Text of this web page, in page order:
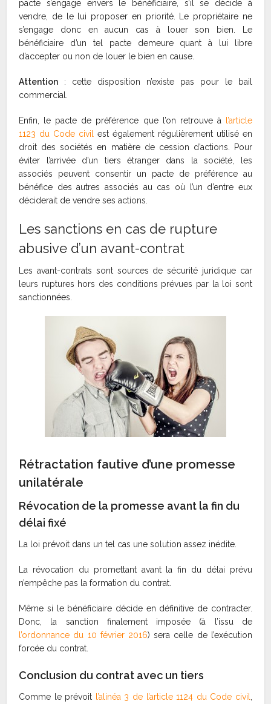
pacte s’engage envers le bénéficiaire, s’il se décide à
vendre, de le lui proposer en priorité. Le propriétaire ne
s’engage donc en aucun cas à louer son bien. Le
bénéficiaire d’un tel pacte demeure quant à lui libre
d’accepter ou non de louer le bien en cause.
Attention : cette disposition n’existe pas pour le bail
commercial.
Enfin, le pacte de préférence que l’on retrouve à l’article
1123 du Code civil
est également régulièrement utilisé en
droit des sociétés en matière de cession d’actions. Pour
éviter l’arrivée d’un tiers étranger dans la société, les
associés peuvent consentir un pacte de préférence au
bénéfice des autres associés au cas où l’un d’entre eux
déciderait de vendre ses actions.
Les sanctions en cas de rupture
abusive d’un avant-contrat
Les avant-contrats sont sources de sécurité juridique car
leurs ruptures hors des conditions prévues par la loi sont
sanctionnées.
Rétractation fautive d’une promesse
unilatérale
Révocation de la promesse avant la fin du
délai fixé
La loi prévoit dans un tel cas une solution assez inédite.
La révocation du promettant avant la fin du délai prévu
n’empêche pas la formation du contrat.
Même si le bénéficiaire décide en définitive de contracter.
Donc, la sanction finalement imposée (à l’issu de
l’ordonnance du 10 février 2016) sera celle de l’exécution
forcée du contrat.
Conclusion du contrat avec un tiers
Comme le prévoit l’alinéa 3 de l’article 1124 du Code civil